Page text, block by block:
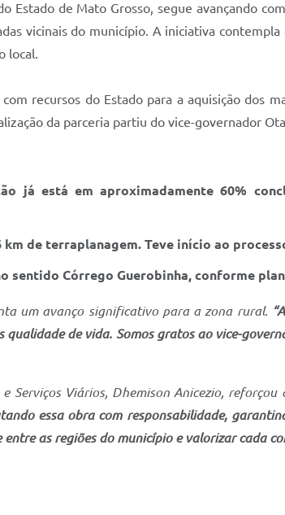
Estado de Mato Grosso, segue avançando
vicinais do município. A iniciativa
local.
recursos do Estado para a aquisição dos
da parceria partiu do vice-governador
já está em aproximadamente 60%
de terraplanagem. Teve início ao
sentido Córrego Guerobinha, conforme
um avanço significativo para a zona rural.
de vida. Somos gratos ao vice-
Serviços Viários, Dhemison Anicezio,
essa obra com responsabilidade,
as regiões do município e valorizar cada